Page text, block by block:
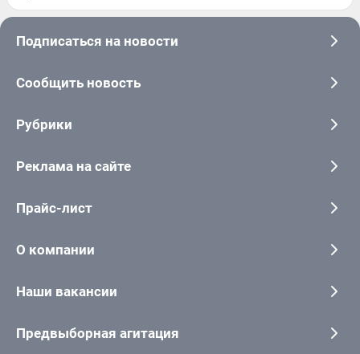
Подписаться на новости
Сообщить новость
Рубрики
Реклама на сайте
Прайс-лист
О компании
Наши вакансии
Предвыборная агитация